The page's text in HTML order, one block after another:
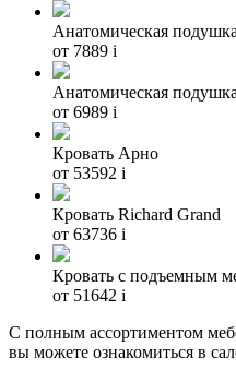
Анатомическая
от 7889 i
Анатомическая
от 6989 i
Кровать Арно
от 53592 i
Кровать Richard Grand
от 63736 i
Кровать c подъемным
от 51642 i
С полным ассортиментом
вы можете ознакомиться в